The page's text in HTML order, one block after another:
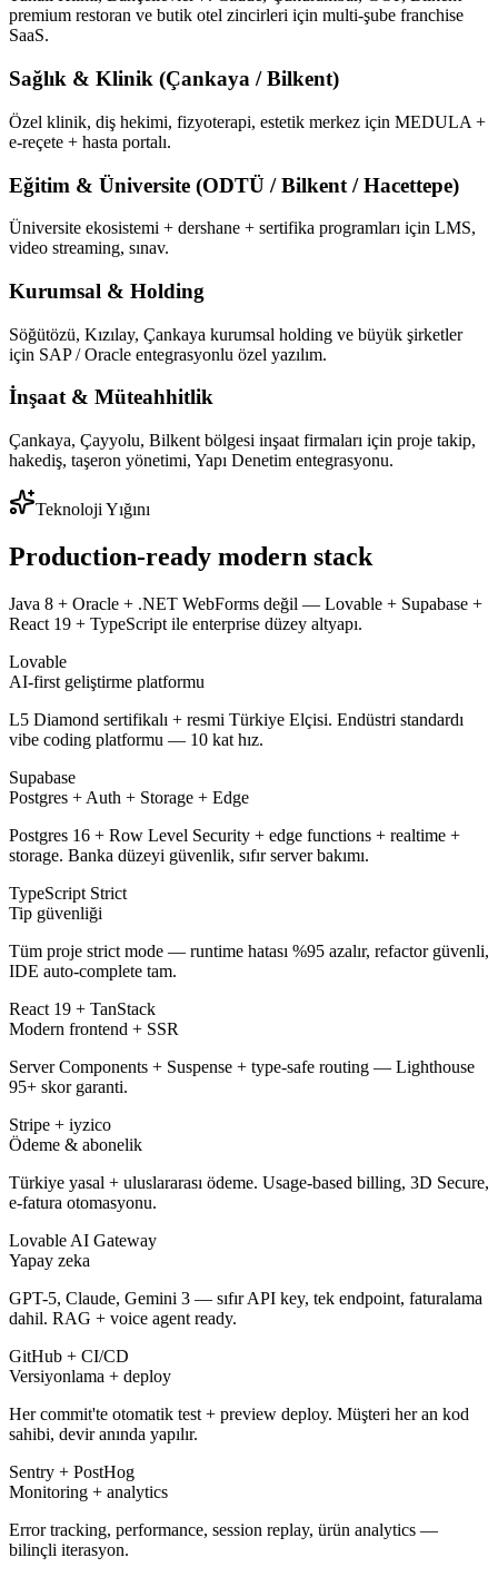
premium restoran ve butik otel zincirleri için multi-şube franchise
SaaS.
Sağlık & Klinik (Çankaya / Bilkent)
Özel klinik, diş hekimi, fizyoterapi, estetik merkez için MEDULA +
e-reçete + hasta portalı.
Eğitim & Üniversite (ODTÜ / Bilkent / Hacettepe)
Üniversite ekosistemi + dershane + sertifika programları için LMS,
video streaming, sınav.
Kurumsal & Holding
Söğütözü, Kızılay, Çankaya kurumsal holding ve büyük şirketler
için SAP / Oracle entegrasyonlu özel yazılım.
İnşaat & Müteahhitlik
Çankaya, Çayyolu, Bilkent bölgesi inşaat firmaları için proje takip,
hakediş, taşeron yönetimi, Yapı Denetim entegrasyonu.
Teknoloji Yığını
Production-ready modern stack
Java 8 + Oracle + .NET WebForms değil — Lovable + Supabase +
React 19 + TypeScript ile enterprise düzey altyapı.
Lovable
AI-first geliştirme platformu
L5 Diamond sertifikalı + resmi Türkiye Elçisi. Endüstri standardı
vibe coding platformu — 10 kat hız.
Supabase
Postgres + Auth + Storage + Edge
Postgres 16 + Row Level Security + edge functions + realtime +
storage. Banka düzeyi güvenlik, sıfır server bakımı.
TypeScript Strict
Tip güvenliği
Tüm proje strict mode — runtime hatası %95 azalır, refactor güvenli,
IDE auto-complete tam.
React 19 + TanStack
Modern frontend + SSR
Server Components + Suspense + type-safe routing — Lighthouse
95+ skor garanti.
Stripe + iyzico
Ödeme & abonelik
Türkiye yasal + uluslararası ödeme. Usage-based billing, 3D Secure,
e-fatura otomasyonu.
Lovable AI Gateway
Yapay zeka
GPT-5, Claude, Gemini 3 — sıfır API key, tek endpoint, faturalama
dahil. RAG + voice agent ready.
GitHub + CI/CD
Versiyonlama + deploy
Her commit'te otomatik test + preview deploy. Müşteri her an kod
sahibi, devir anında yapılır.
Sentry + PostHog
Monitoring + analytics
Error tracking, performance, session replay, ürün analytics —
bilinçli iterasyon.